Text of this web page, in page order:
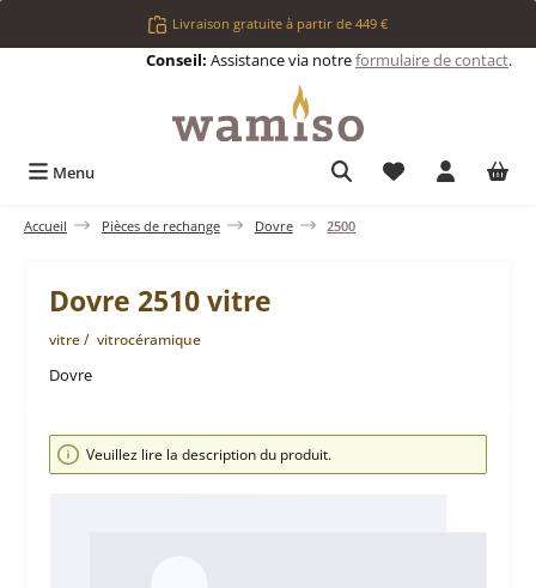
Passer au contenu principalLivraison gratuite à partir de 449 €
Conseil: Assistance via notreformulaire de contact.
Menu Vous avez 0
Accueil Pièces de rechange Dovre 2500
Dovre 2510 vitre
vitre / vitrocéramique
Dovre
Ignorer la galerie d'images
Veuillez lire la description du produit.